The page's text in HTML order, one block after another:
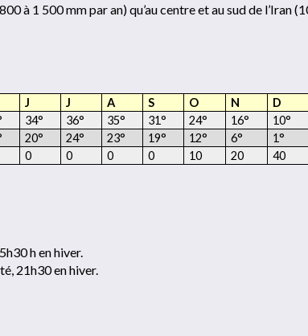
à 1 500 mm par an) qu’au centre et au sud de l’Iran
J J A S O N
D
34° 36° 35° 31° 24° 16°
10°
20° 24° 23° 19° 12° 6°
1°
0 0 0 0 10 20 40
h en hiver.
21h30 en hiver.